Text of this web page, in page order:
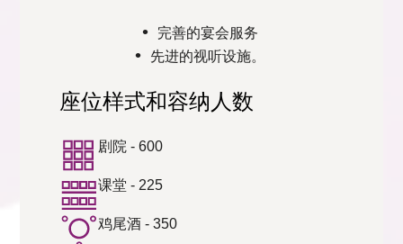
完善的宴会服务
先进的视听设施。
座位样式和容纳人数
剧院 - 600
课堂 - 225
鸡尾酒 - 350